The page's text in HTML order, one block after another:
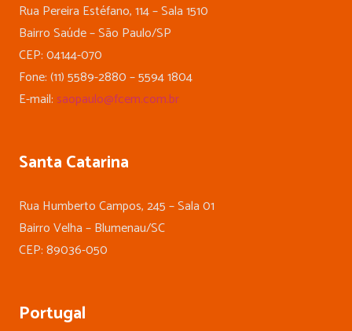
Rua Pereira Estéfano, 114 – Sala 1510
Bairro Saúde – São Paulo/SP
CEP: 04144-070
Fone: (11) 5589-2880 – 5594 1804
E-mail: saopaulo@fcem.com.br
Santa Catarina
Rua Humberto Campos, 245 – Sala 01
Bairro Velha – Blumenau/SC
CEP: 89036-050
Portugal